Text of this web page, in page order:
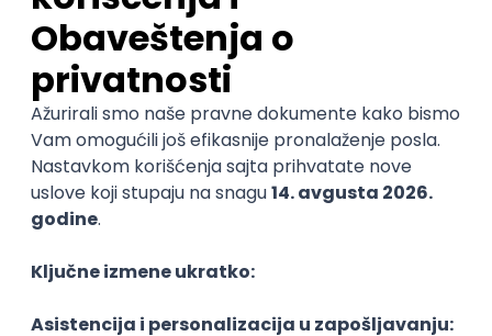
Ostavi ocenu
Nastavni kadar
Stečeno znanje
Karijerne mogućnosti